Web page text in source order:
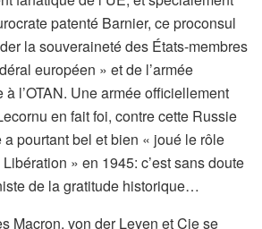
patenté Barnier, ce proconsul
la souveraineté des États-membres
européen » et de l’armée
l’OTAN. Une armée officiellement
en fait foi, contre cette Russie
pourtant bel et bien « joué le rôle
» en 1945: c’est sans doute
de la gratitude historique…
Macron, von der Leyen et Cie se